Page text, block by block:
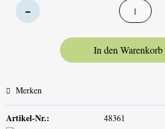
In den Warenkorb
Merken
Artikel-Nr.: 48361